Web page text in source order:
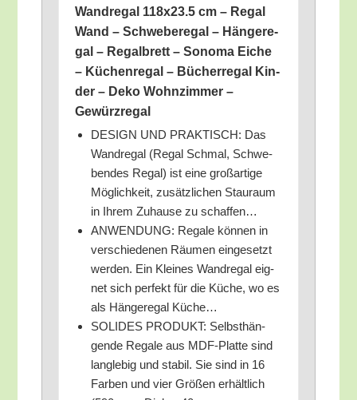
Wand­re­gal 118x23.5 cm – Regal
Wand – Schwe­be­re­gal – Hän­ge­re­
gal – Regal­brett – Sono­ma Eiche
– Küchen­re­gal – Bücher­re­gal Kin­
der – Deko Wohn­zim­mer –
Gewürzregal
DESIGN UND PRAKTISCH: Das
Wand­re­gal (Regal Schmal, Schwe­
ben­des Regal) ist eine groß­ar­ti­ge
Mög­lich­keit, zusätz­li­chen Stau­raum
in Ihrem Zuhau­se zu schaffen…
ANWENDUNG: Rega­le kön­nen in
ver­schie­de­nen Räu­men ein­ge­setzt
wer­den. Ein Klei­nes Wand­re­gal eig­
net sich per­fekt für die Küche, wo es
als Hän­ge­re­gal Küche…
SOLIDES PRODUKT: Selbst­hän­
gen­de Rega­le aus MDF-Plat­te sind
lang­le­big und sta­bil. Sie sind in 16
Far­ben und vier Grö­ßen erhält­lich